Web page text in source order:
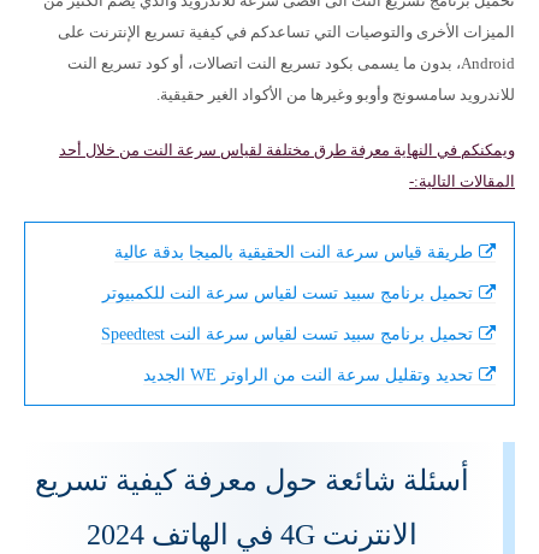
الميزات الأخرى والتوصيات التي تساعدكم في كيفية تسريع الإنترنت على
Android، بدون ما يسمى بكود تسريع النت اتصالات، أو كود تسريع النت
للاندرويد سامسونج وأوبو وغيرها من الأكواد الغير حقيقية.
ويمكنكم في النهاية معرفة طرق مختلفة لقياس سرعة النت من خلال أحد
المقالات التالية:-
طريقة قياس سرعة النت الحقيقية بالميجا بدقة عالية
تحميل برنامج سبيد تست لقياس سرعة النت للكمبيوتر
تحميل برنامج سبيد تست لقياس سرعة النت Speedtest
تحديد وتقليل سرعة النت من الراوتر WE الجديد
أسئلة شائعة حول معرفة كيفية تسريع
الانترنت 4G في الهاتف 2024